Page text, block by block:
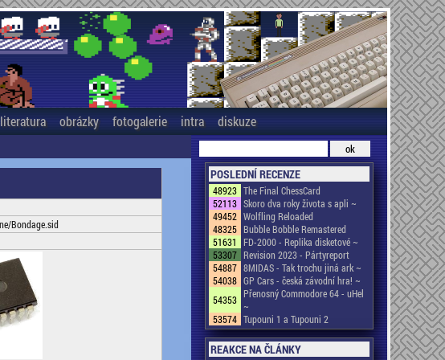
literatura obrázky fotogalerie intra diskuze
Bondage.sid
POSLEDNÍ RECENZE
48923 The Final ChessCard
52113 Skoro dva roky života s apli ~
49452 Wolfling Reloaded
48325 Bubble Bobble Remastered
51631
FD-2000 - Replika disketové ~
53307 Revision 2023 - Pártyreport
54887 8MIDAS - Tak trochu jiná ark ~
54038 GP Cars - česká závodní hra! ~
54353 Přenosný Commodore 64 - uHel
~
53574 Tupouni 1 a Tupouni 2
REAKCE NA ČLÁNKY